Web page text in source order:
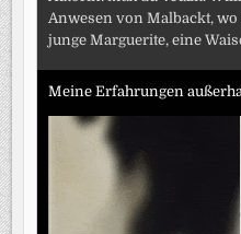
Anwesen von Malbackt,
junge Marguerite, eine
Meine Erfahrungen